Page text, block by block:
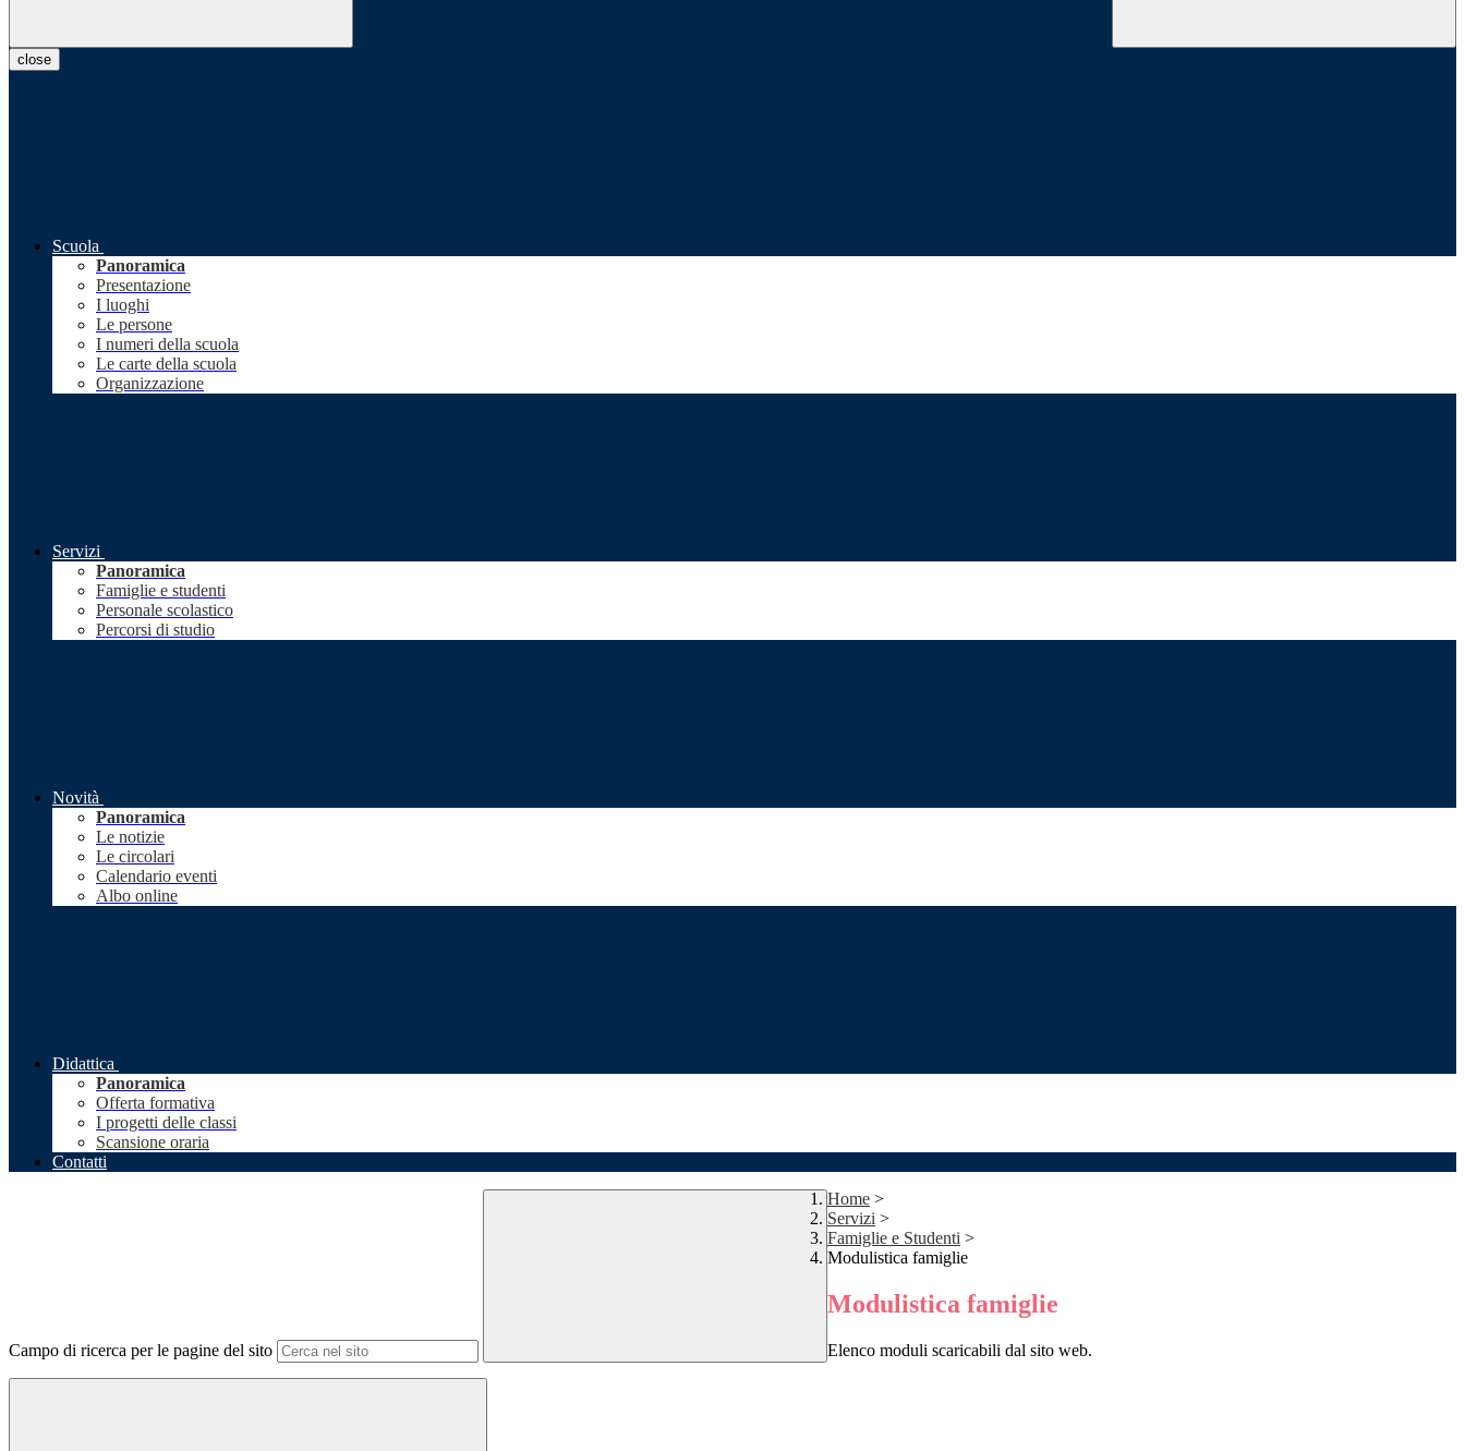
close
Scuola
Panoramica
Presentazione
I luoghi
Le persone
I numeri della scuola
Le carte della scuola
Organizzazione
Servizi
Panoramica
Famiglie e studenti
Personale scolastico
Percorsi di studio
Novità
Panoramica
Le notizie
Le circolari
Calendario eventi
Albo online
Didattica
Panoramica
Offerta formativa
I progetti delle classi
Scansione oraria
Contatti
Campo di ricerca per le pagine del sito
Home >
Servizi >
Famiglie e Studenti >
Modulistica famiglie
Modulistica famiglie
Elenco moduli scaricabili dal sito web.